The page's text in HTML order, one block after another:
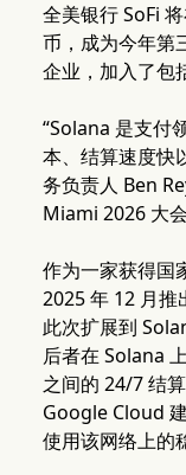
全美银行 SoFi
币，成为今年第
企业，加入了包
“Solana 是支付
本、结算速度快
务负责人 Ben
Miami 2026 大
作为一家获得国
2025 年 12 月推
此次扩展到
后者在 Solana
之间的 24/7 结
Google Cloud
使用该网络上的